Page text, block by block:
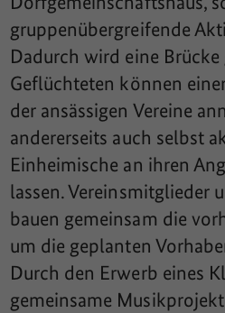
gruppenübergreifende
Dadurch wird eine Brücke
Geflüchteten können
der ansässigen Vereine
andererseits auch selbst
Einheimische an ihren
lassen. Vereinsmitglieder
bauen gemeinsam die
um die geplanten
Durch den Erwerb eines
gemeinsame